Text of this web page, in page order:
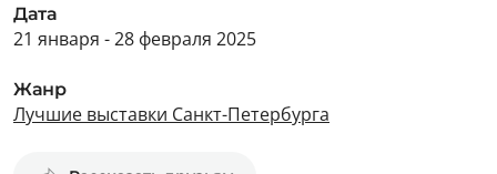
Дата
21 января - 28 февраля 2025
Жанр
Лучшие выставки Санкт-Петербурга